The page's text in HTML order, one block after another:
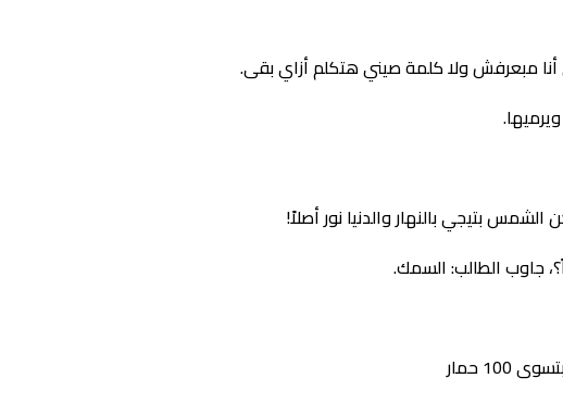
مبعرفش ولا كلمة صيني هتكلم أزاي بقى.
الشمس بتيجي بالنهار والدنيا نور أصلاً!
جاوب الطالب: السمك.
حمار